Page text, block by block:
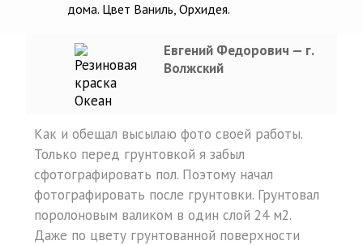
дома. Цвет Ваниль, Орхидея.
Евгений Федорович — г.
Волжский
Как и обещал высылаю фото своей работы.
Только перед грунтовкой я забыл
сфотографировать пол. Поэтому начал
фотографировать после грунтовки. Грунтовал
поролоновым валиком в один слой 24 м2.
Даже по цвету грунтованной поверхности